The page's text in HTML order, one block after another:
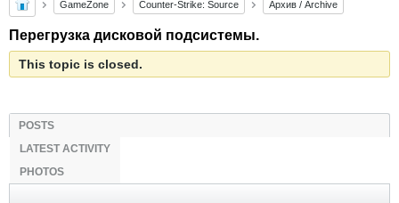
GameZone Counter-Strike: Source Архив / Archive
Перегрузка дисковой подсистемы.
This topic is closed.
POSTS
LATEST ACTIVITY
PHOTOS